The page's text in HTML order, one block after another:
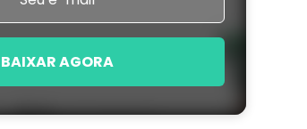
BAIXAR AGORA